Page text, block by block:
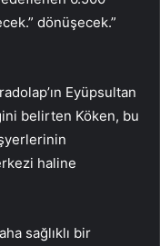
dönüşecek.”
Eyüpsultan
belirten Köken, bu
haline
sağlıklı bir